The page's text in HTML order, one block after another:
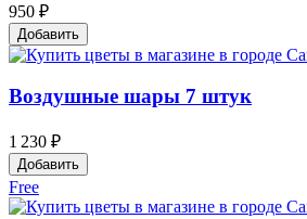
950 ₽
Добавить
Воздушные шары 7 штук
1 230 ₽
Добавить
Free